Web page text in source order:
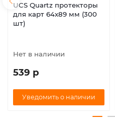
UCS Quartz протекторы
для карт 64х89 мм (300
шт)
Нет в наличии
539 р
Уведомить о наличии